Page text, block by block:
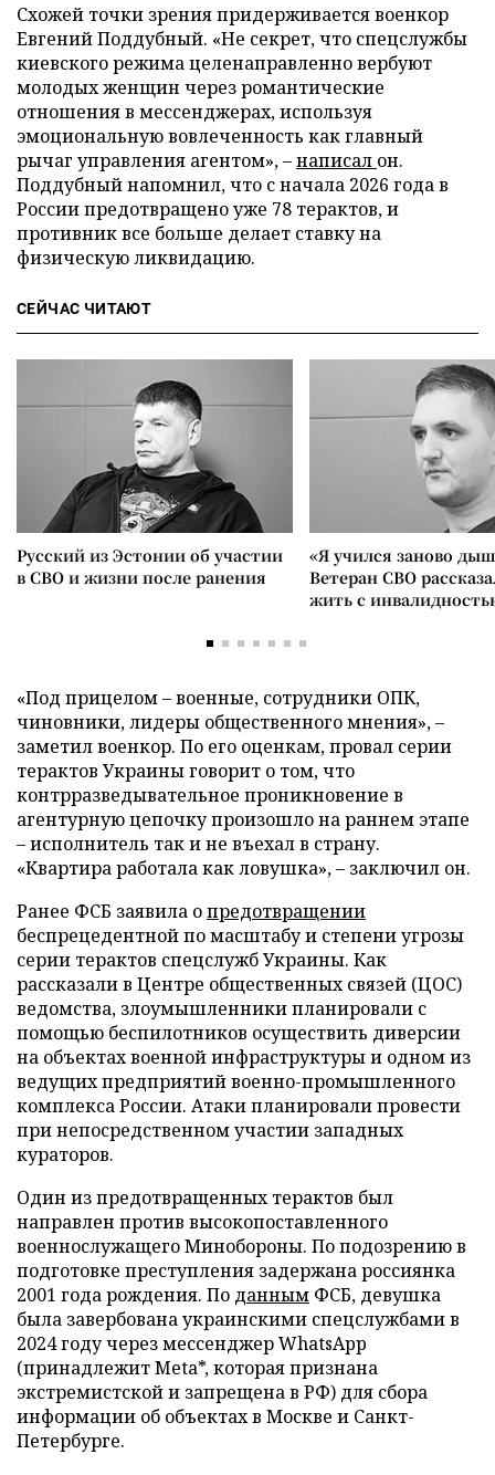
Схожей точки зрения придерживается военкор
Евгений Поддубный. «Не секрет, что спецслужбы
киевского режима целенаправленно вербуют
молодых женщин через романтические
отношения в мессенджерах, используя
эмоциональную вовлеченность как главный
рычаг управления агентом», –написал он.
Поддубный напомнил, что с начала 2026 года в
России предотвращено уже 78 терактов, и
противник все больше делает ставку на
физическую ликвидацию.
СЕЙЧАС ЧИТАЮТ
Русский из Эстонии об участии
в СВО и жизни после ранения
«Я учился заново
Ветеран СВО
жить с
«Под прицелом – военные, сотрудники ОПК,
чиновники, лидеры общественного мнения», –
заметил военкор. По его оценкам, провал серии
терактов Украины говорит о том, что
контрразведывательное проникновение в
агентурную цепочку произошло на раннем этапе
– исполнитель так и не въехал в страну.
«Квартира работала как ловушка», – заключил он.
Ранее ФСБ заявила опредотвращении
беспрецедентной по масштабу и степени угрозы
серии терактов спецслужб Украины. Как
рассказали в Центре общественных связей (ЦОС)
ведомства, злоумышленники планировали с
помощью беспилотников осуществить диверсии
на объектах военной инфраструктуры и одном из
ведущих предприятий военно-промышленного
комплекса России. Атаки планировали провести
при непосредственном участии западных
кураторов.
Один из предотвращенных терактов был
направлен против высокопоставленного
военнослужащего Минобороны. По подозрению в
подготовке преступления задержана россиянка
2001 года рождения. По данным ФСБ, девушка
была завербована украинскими спецслужбами в
2024 году через мессенджер WhatsApp
(принадлежит Meta*, которая признана
экстремистской и запрещена в РФ) для сбора
информации об объектах в Москве и Санкт-
Петербурге.